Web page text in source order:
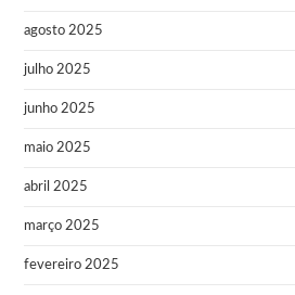
agosto 2025
julho 2025
junho 2025
maio 2025
abril 2025
março 2025
fevereiro 2025